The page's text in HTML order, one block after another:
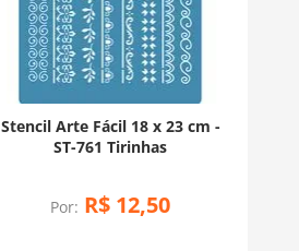
Stencil Arte Fácil 18 x 23 cm -
ST-761 Tirinhas
Por: R$ 12,50